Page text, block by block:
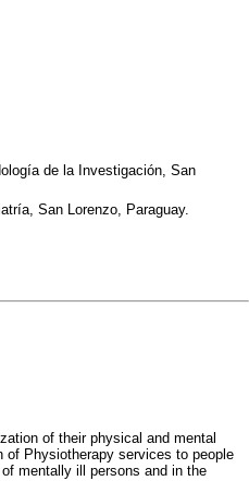
de la Investigación, San
San Lorenzo, Paraguay.
of their physical and mental
of Physiotherapy services to people
mentally ill persons and in the